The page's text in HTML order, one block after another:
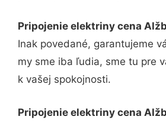
Pripojenie elektriny cena
Inak povedané, garantujeme
my sme iba ľudia, sme tu pre
k vašej spokojnosti.
Pripojenie elektriny cena